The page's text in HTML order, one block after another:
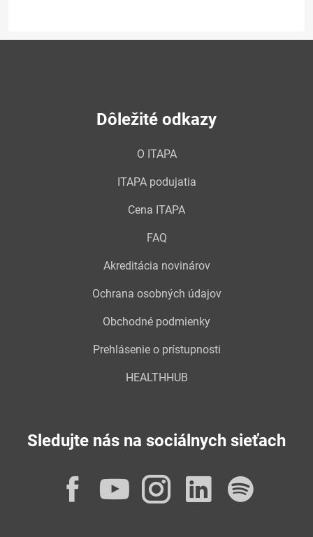
Dôležité odkazy
O ITAPA
ITAPA podujatia
Cena ITAPA
FAQ
Akreditácia novinárov
Ochrana osobných údajov
Obchodné podmienky
Prehlásenie o prístupnosti
HEALTHHUB
Sledujte nás na sociálnych sieťach
Facebook
YouTube
Instagram